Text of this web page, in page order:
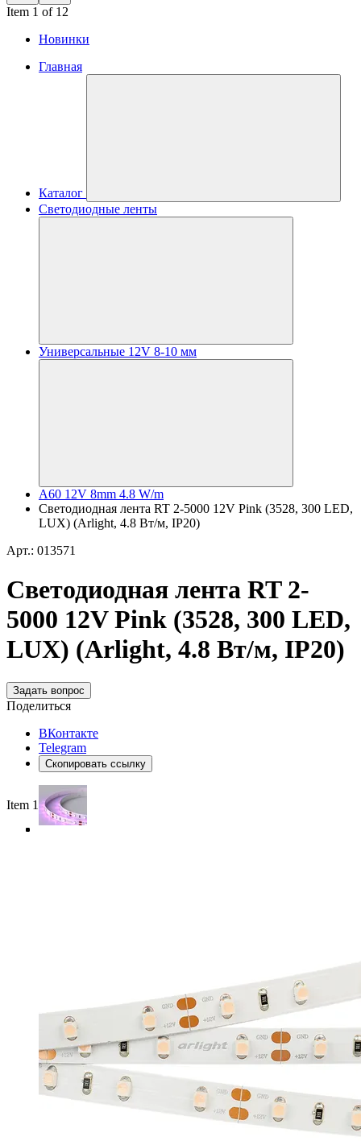
Item 1 of 12
Новинки
Главная
Каталог
Светодиодные ленты
Универсальные 12V 8-10 мм
A60 12V 8mm 4.8 W/m
Светодиодная лента RT 2-5000 12V Pink (3528, 300 LED,
LUX) (Arlight, 4.8 Вт/м, IP20)
Арт.: 013571
Светодиодная лента RT 2-
5000 12V Pink (3528, 300 LED,
LUX) (Arlight, 4.8 Вт/м, IP20)
Задать вопрос
Поделиться
ВКонтакте
Telegram
Скопировать ссылку
Item 1 of 4